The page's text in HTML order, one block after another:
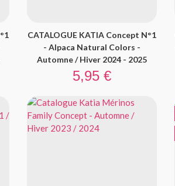
CATALOGUE KATIA Concept N°1
- Alpaca Natural Colors -
Automne / Hiver 2024 - 2025
Prix
5,95 €